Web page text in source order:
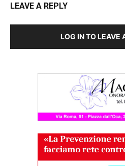
LEAVE A REPLY
LOG IN TO LEAVE